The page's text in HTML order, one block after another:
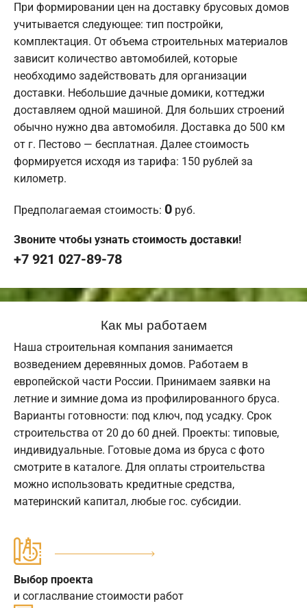
При формировании цен на доставку брусовых домов
учитывается следующее: тип постройки,
комплектация. От объема строительных материалов
зависит количество автомобилей, которые
необходимо задействовать для организации
доставки. Небольшие дачные домики, коттеджи
доставляем одной машиной. Для больших строений
обычно нужно два автомобиля. Доставка до 500 км
от г. Пестово — бесплатная. Далее стоимость
формируется исходя из тарифа: 150 рублей за
километр.
Предполагаемая стоимость: 0 руб.
Звоните чтобы узнать стоимость доставки!
+7 921 027-89-78
Как мы работаем
Наша строительная компания занимается
возведением деревянных домов. Работаем в
европейской части России. Принимаем заявки на
летние и зимние дома из профилированного бруса.
Варианты готовности: под ключ, под усадку. Срок
строительства от 20 до 60 дней. Проекты: типовые,
индивидуальные. Готовые дома из бруса с фото
смотрите в каталоге. Для оплаты строительства
можно использовать кредитные средства,
материнский капитал, любые гос. субсидии.
Выбор проекта
и согласлвание стоимости работ